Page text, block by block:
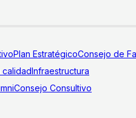
Plan EstratégicoConsejo de
calidadInfraestructura
Consejo Consultivo